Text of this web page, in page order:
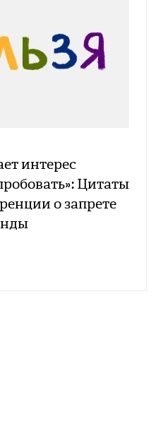
интерес
Цитаты
о запрете